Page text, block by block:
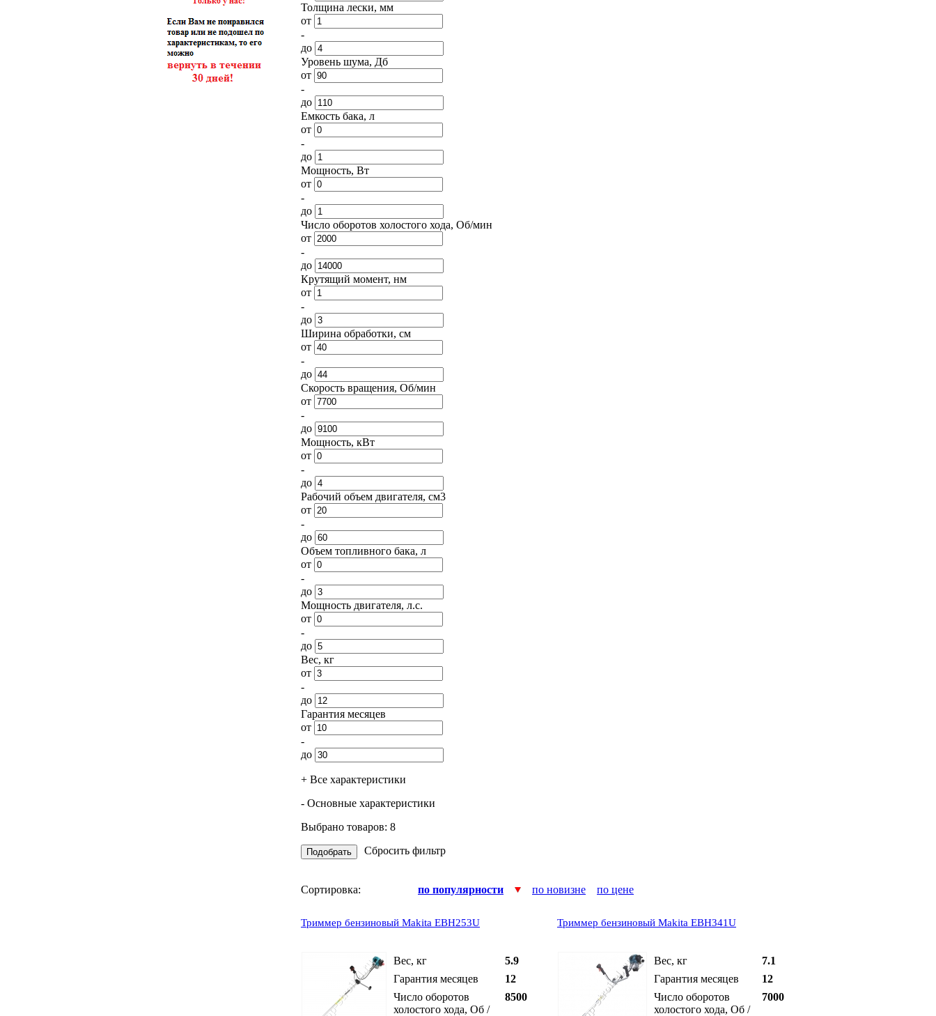
Толщина лески, мм
от
-
до
Уровень шума, Дб
от
-
до
Емкость бака, л
от
-
до
Мощность, Вт
от
-
до
Число оборотов холостого хода, Об/мин
от
-
до
Крутящий момент, нм
от
-
до
Ширина обработки, см
от
-
до
Скорость вращения, Об/мин
от
-
до
Мощность, кВт
от
-
до
Рабочий объем двигателя, см3
от
-
до
Объем топливного бака, л
от
-
до
Мощность двигателя, л.с.
от
-
до
Вес, кг
от
-
до
Гарантия месяцев
от
-
до
+ Все характеристики
- Основные характеристики
Выбрано товаров: 8
Сбросить фильтр
Сортировка: по популярности по новизне по цене
Триммер бензиновый Makita EBH253U
Вес, кг
5.9
Гарантия месяцев
12
Число оборотов
холостого хода, Об /
8500
Триммер бензиновый Makita EBH341U
Вес, кг
7.1
Гарантия месяцев
12
Число оборотов
холостого хода, Об /
7000